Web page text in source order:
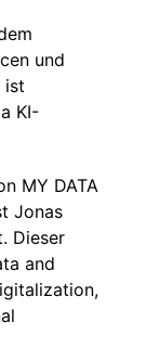
und
ist
KI-
MY DATA
Jonas
Dieser
and